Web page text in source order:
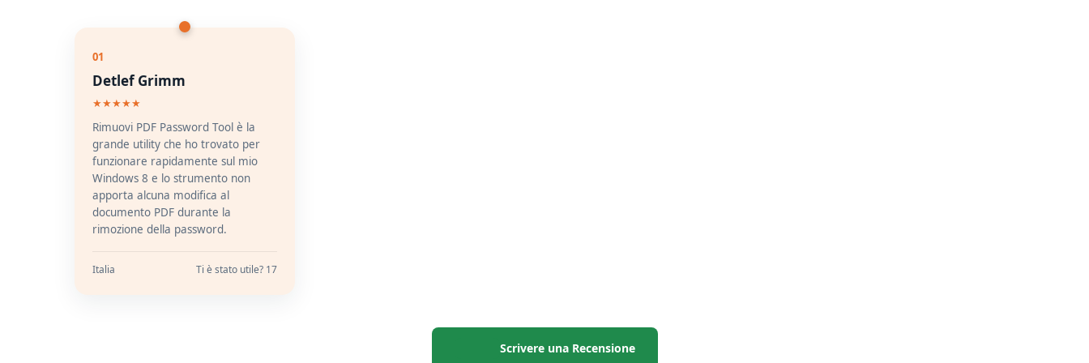
01
Detlef Grimm
★★★★★
Rimuovi PDF Password Tool è la
grande utility che ho trovato per
funzionare rapidamente sul mio
Windows 8 e lo strumento non
apporta alcuna modifica al
documento PDF durante la
rimozione della password.
Italia Ti è stato utile? 17
Scrivere una Recensione